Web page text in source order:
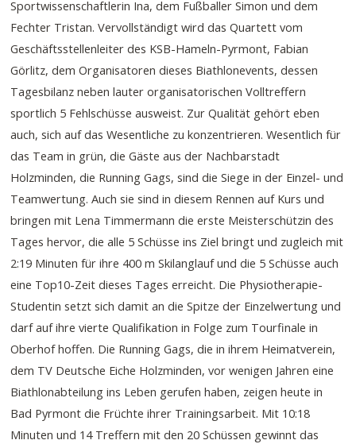
Sportwissenschaftlerin Ina, dem Fußballer Simon und dem
Fechter Tristan. Vervollständigt wird das Quartett vom
Geschäftsstellenleiter des KSB-Hameln-Pyrmont, Fabian
Görlitz, dem Organisatoren dieses Biathlonevents, dessen
Tagesbilanz neben lauter organisatorischen Volltreffern
sportlich 5 Fehlschüsse ausweist. Zur Qualität gehört eben
auch, sich auf das Wesentliche zu konzentrieren. Wesentlich für
das Team in grün, die Gäste aus der Nachbarstadt
Holzminden, die Running Gags, sind die Siege in der Einzel- und
Teamwertung. Auch sie sind in diesem Rennen auf Kurs und
bringen mit Lena Timmermann die erste Meisterschützin des
Tages hervor, die alle 5 Schüsse ins Ziel bringt und zugleich mit
2:19 Minuten für ihre 400 m Skilanglauf und die 5 Schüsse auch
eine Top10-Zeit dieses Tages erreicht. Die Physiotherapie-
Studentin setzt sich damit an die Spitze der Einzelwertung und
darf auf ihre vierte Qualifikation in Folge zum Tourfinale in
Oberhof hoffen. Die Running Gags, die in ihrem Heimatverein,
dem TV Deutsche Eiche Holzminden, vor wenigen Jahren eine
Biathlonabteilung ins Leben gerufen haben, zeigen heute in
Bad Pyrmont die Früchte ihrer Trainingsarbeit. Mit 10:18
Minuten und 14 Treffern mit den 20 Schüssen gewinnt das